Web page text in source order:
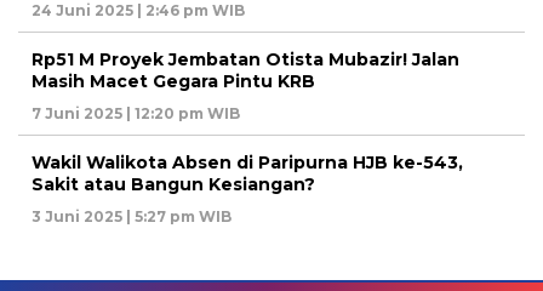
24 Juni 2025 | 2:46 pm WIB
Rp51 M Proyek Jembatan Otista Mubazir! Jalan
Masih Macet Gegara Pintu KRB
7 Juni 2025 | 12:20 pm WIB
Wakil Walikota Absen di Paripurna HJB ke-543,
Sakit atau Bangun Kesiangan?
3 Juni 2025 | 5:27 pm WIB